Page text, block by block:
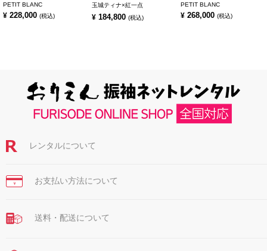
PETIT BLANC
¥ 228,000 (税込)
玉城ティナ×紅一点
¥ 184,800 (税込)
PETIT BLANC
¥ 268,000 (税込)
レンタルについて
￥ お支払い方法について
送料・配送について